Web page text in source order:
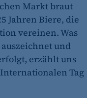
von
Umfrage
Caching zur
Markt braut
Jahren Biere, die
vereinen. Was
und
erzählt uns
Tag